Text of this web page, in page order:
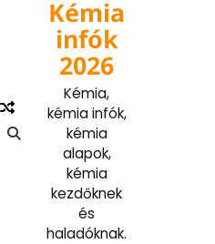
Kémia
infók
2026
Kémia,
kémia infók,
kémia
alapok,
kémia
kezdőknek
és
haladóknak.